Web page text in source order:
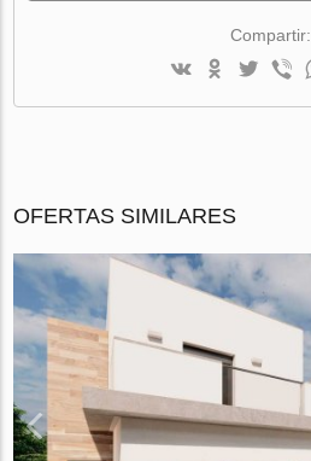
Compartir:
OFERTAS SIMILARES